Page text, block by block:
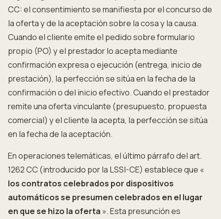
CC: el consentimiento se manifiesta por el concurso de
la oferta y de la aceptación sobre la cosa y la causa.
Cuando el cliente emite el pedido sobre formulario
propio (PO) y el prestador lo acepta mediante
confirmación expresa o ejecución (entrega, inicio de
prestación), la perfección se sitúa en la fecha de la
confirmación o del inicio efectivo. Cuando el prestador
remite una oferta vinculante (presupuesto, propuesta
comercial) y el cliente la acepta, la perfección se sitúa
en la fecha de la aceptación.
En operaciones telemáticas, el último párrafo del art.
1262 CC (introducido por la LSSI-CE) establece que «
los contratos celebrados por dispositivos
automáticos se presumen celebrados en el lugar
en que se hizo la oferta ». Esta presunción es